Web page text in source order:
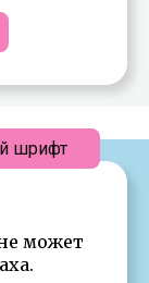
может
шрифт